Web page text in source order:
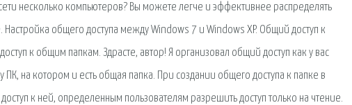
несколько компьютеров? Вы можете легче и эффективнее распределять
общего доступа между Windows 7 и Windows XP. Общий доступ к
к общим папкам. Здрасте, автор! Я организовал общий доступ как у вас
на котором и есть общая папка. При создании общего доступа к папке в
к ней, определенным пользователям разрешить доступ только на чтение.